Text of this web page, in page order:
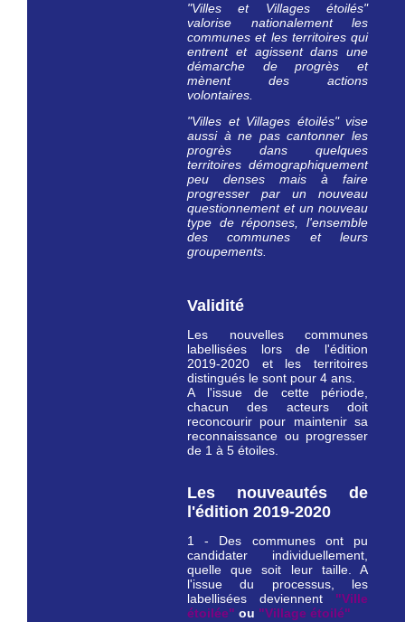
"Villes et Villages étoilés"
valorise nationalement les
communes et les territoires qui
entrent et agissent dans une
démarche de progrès et
mènent des actions
volontaires.
"Villes et Villages étoilés" vise
aussi à ne pas cantonner les
progrès dans quelques
territoires démographiquement
peu denses mais à faire
progresser par un nouveau
questionnement et un nouveau
type de réponses, l'ensemble
des communes et leurs
groupements.
Validité
Les nouvelles communes
labellisées lors de l'édition
2019-2020 et les territoires
distingués le sont pour 4 ans.
A l'issue de cette période,
chacun des acteurs doit
reconcourir pour maintenir sa
reconnaissance ou progresser
de 1 à 5 étoiles.
Les nouveautés de
l'édition 2019-2020
1 - Des communes ont pu
candidater individuellement,
quelle que soit leur taille. A
l'issue du processus, les
labellisées deviennent "Ville
étoilée" ou "Village étoilé"